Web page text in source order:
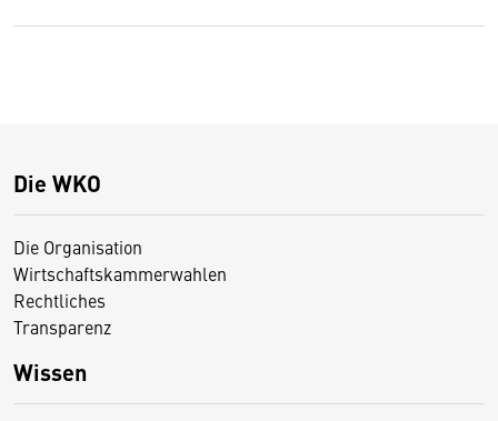
Die WKO
Die Organisation
Wirtschaftskammerwahlen
Rechtliches
Transparenz
Wissen